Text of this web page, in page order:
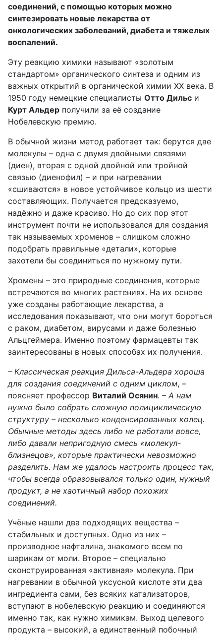
соединений, с помощью которых можно
синтезировать новые лекарства от
онкологических заболеваний, диабета и тяжелых
воспалений.
Эту реакцию химики называют «золотым
стандартом» органического синтеза и одним из
важных открытий в органической химии XX века. В
1950 году немецкие специалисты Отто Дильс и
Курт Альдер получили за её создание
Нобелевскую премию.
В обычной жизни метод работает так: берутся две
молекулы – одна с двумя двойными связями
(диен), вторая с одной двойной или тройной
связью (диенофил) – и при нагревании
«сшиваются» в новое устойчивое кольцо из шести
составляющих. Получается предсказуемо,
надёжно и даже красиво. Но до сих пор этот
инструмент почти не использовался для создания
так называемых хроменов – слишком сложно
подобрать правильные «детали», которые
захотели бы соединиться по нужному пути.
Хромены – это природные соединения, которые
встречаются во многих растениях. На их основе
уже созданы работающие лекарства, а
исследования показывают, что они могут бороться
с раком, диабетом, вирусами и даже болезнью
Альцгеймера. Именно поэтому фармацевты так
заинтересованы в новых способах их получения.
– Классическая реакция Дильса-Альдера хороша
для создания соединений с одним циклом, –
поясняет профессор Виталий Осянин. – А нам
нужно было собрать сложную полициклическую
структуру – несколько конденсированных колец.
Обычные методы здесь либо не работали вовсе,
либо давали непригодную смесь «молекул-
близнецов», которые практически невозможно
разделить. Нам же удалось настроить процесс так,
чтобы всегда образовывался только один, нужный
продукт, а не хаотичный набор похожих
соединений.
Учёные нашли два подходящих вещества –
стабильных и доступных. Одно из них –
производное нафталина, знакомого всем по
шарикам от моли. Второе – специально
сконструированная «активная» молекула. При
нагревании в обычной уксусной кислоте эти два
ингредиента сами, без всяких катализаторов,
вступают в нобелевскую реакцию и соединяются
именно так, как нужно химикам. Выход целевого
продукта – высокий, а единственный побочный